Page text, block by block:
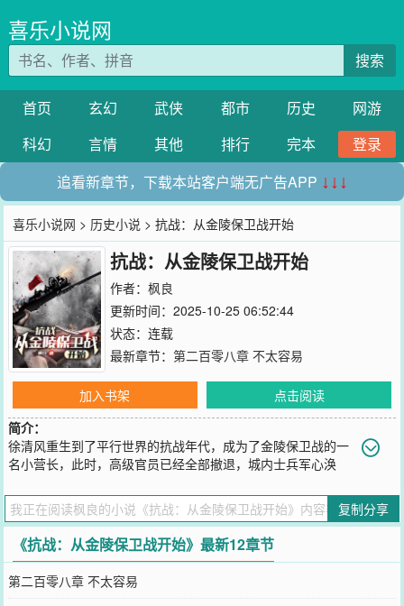
喜乐小说网
搜索
首页 玄幻 武侠 都市 历史
网游
科幻
言情 其他 排行 完本
登录
追看新章节，下载本站客户端无广告APP ↓↓↓
喜乐小说网 > 历史小说 > 抗战：从金陵保卫战开始
抗战：从金陵保卫战开始
作者： 枫良
更新时间：2025-10-25 06:52:44
状态：连载
最新章节： 第二百零八章 不太容易
加入书架
点击阅读
简介：
徐清风重生到了平行世界的抗战年代，成为了金陵保卫战的一
名小营长，此时，高级官员已经全部撤退，城内士兵军心涣
合部队，组织军民一同抵抗进城的鬼子，最后更是用自己的方式，避
免一系列不该发生的事情，救了金陵的百姓。让徐清风更想不到的
是，半天不到的功夫，他就成了军长。
您要是觉得《抗战：从金陵保卫战开始》还不错的话请不要忘记向您
QQ群和微博微信里的朋友推荐哦！
复制分享
《抗战：从金陵保卫战开始》最新12章节
第二百零八章 不太容易